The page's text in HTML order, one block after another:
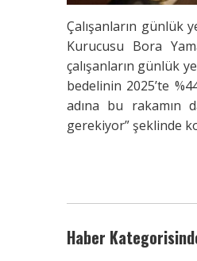
Çalışanların günlük
Kurucusu Bora
çalışanların günlük
bedelinin 2025’te
adına bu rakamın
gerekiyor” şeklinde
Haber